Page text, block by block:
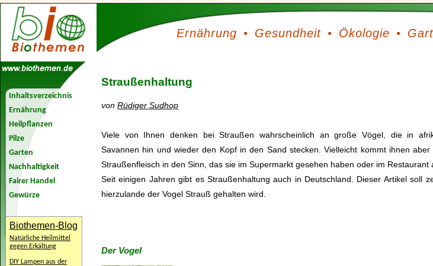
Ernährung • Gesundheit • Ökologie •
Inhaltsverzeichnis
Ernährung
Heilpflanzen
Pilze
Garten
Nachhaltigkeit
Fairer Handel
Gewürze
Biothemen-Blog
Natürliche Heilmittel
gegen Erkältung
DIY Lampen aus der
Straußenhaltung
von Rüdiger Sudhop
Viele von Ihnen denken bei Straußen wahrscheinlich an große Vögel, die in
Savannen hin und wieder den Kopf in den Sand stecken. Vielleicht kommt ihnen aber
Straußenfleisch in den Sinn, das sie im Supermarkt gesehen haben oder im Restaurant
Seit einigen Jahren gibt es Straußenhaltung auch in Deutschland. Dieser Artikel soll
hierzulande der Vogel Strauß gehalten wird.
Der Vogel